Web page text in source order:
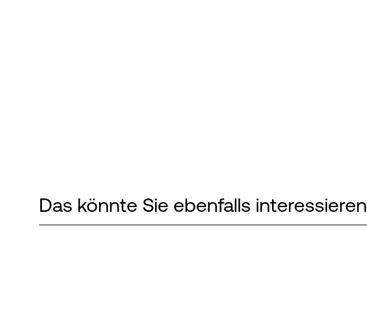
Das könnte Sie ebenfalls interessieren